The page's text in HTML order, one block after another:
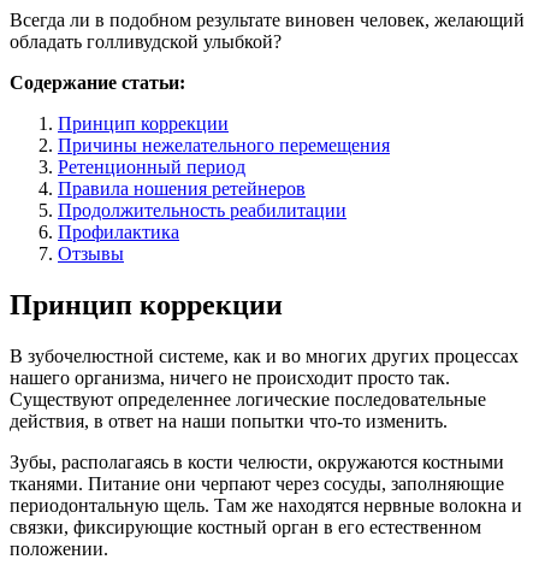
Всегда ли в подобном результате виновен человек, желающий
обладать голливудской улыбкой?
Содержание статьи:
Принцип коррекции
Причины нежелательного перемещения
Ретенционный период
Правила ношения ретейнеров
Продолжительность реабилитации
Профилактика
Отзывы
Принцип коррекции
В зубочелюстной системе, как и во многих других процессах
нашего организма, ничего не происходит просто так.
Существуют определеннее логические последовательные
действия, в ответ на наши попытки что-то изменить.
Зубы, располагаясь в кости челюсти, окружаются костными
тканями. Питание они черпают через сосуды, заполняющие
периодонтальную щель. Там же находятся нервные волокна и
связки, фиксирующие костный орган в его естественном
положении.